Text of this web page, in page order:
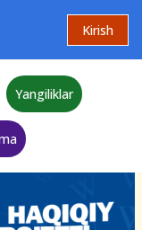
Kirish
Yangiliklar